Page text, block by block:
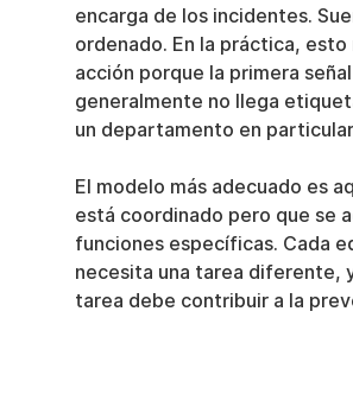
encarga de los incidentes.
ordenado. En la práctica, esto
acción porque la primera
generalmente no llega
un departamento en
El modelo más adecuado es
está coordinado pero que se
funciones específicas. Cada
necesita una tarea diferente,
tarea debe contribuir a la